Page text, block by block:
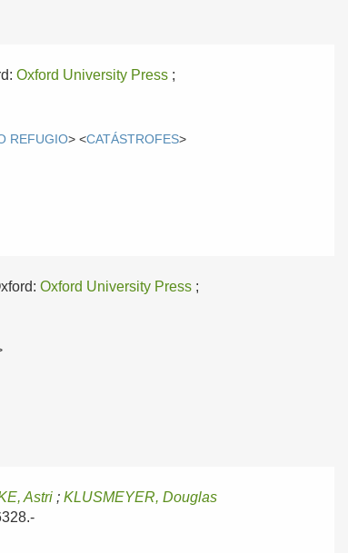
Oxford University Press ;
REFUGIO> <CATÁSTROFES>
Oxford University Press ;
Astri ;KLUSMEYER, Douglas